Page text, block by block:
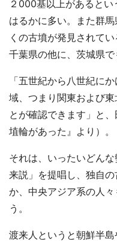
２000基以上があると
はるかに多い。また群
くの古墳が発見されて
千葉県の他に、茨城県で
「五世紀から八世紀に
域、つまり関東および
とが確認できます」と
埴輪があった』より）。
それは、いったいどん
来説」を提唱し、独自
か、中央アジア系の人
う。
渡来人というと朝鮮半